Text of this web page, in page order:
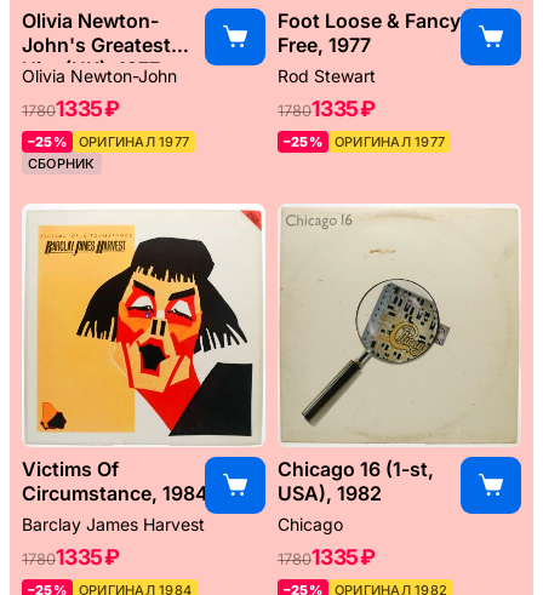
Olivia Newton-
John's Greatest
Hits (UK), 1977
Olivia Newton-John
17801335 ₽
–25%
ОРИГИНАЛ 1977
СБОРНИК
Foot Loose & Fancy
Free, 1977
Rod Stewart
17801335 ₽
–25% ОРИГИНАЛ 1977
Victims Of
Circumstance, 1984
Barclay James Harvest
17801335 ₽
–25%
ОРИГИНАЛ 1984
Chicago 16 (1-st,
USA), 1982
Chicago
17801335 ₽
–25% ОРИГИНАЛ 1982